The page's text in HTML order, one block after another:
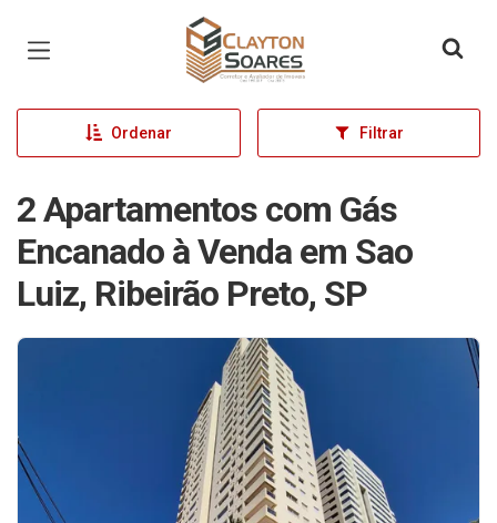
Página inicial
Ordenar Filtrar
2 Apartamentos com Gás
Encanado à Venda em Sao
Luiz, Ribeirão Preto, SP